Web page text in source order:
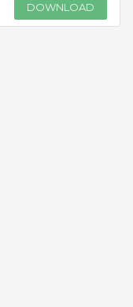
DOWNLOAD